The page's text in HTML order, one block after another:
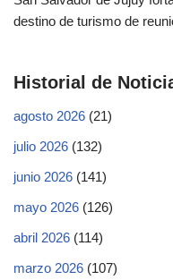
destino de turismo de
Historial de
agosto 2026 (21)
julio 2026 (132)
junio 2026 (141)
mayo 2026 (126)
abril 2026 (114)
marzo 2026 (107)